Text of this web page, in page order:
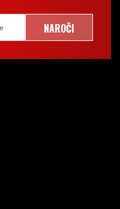
NAROČI